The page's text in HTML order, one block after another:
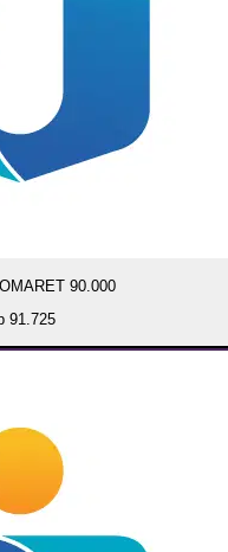
90.000
91.725